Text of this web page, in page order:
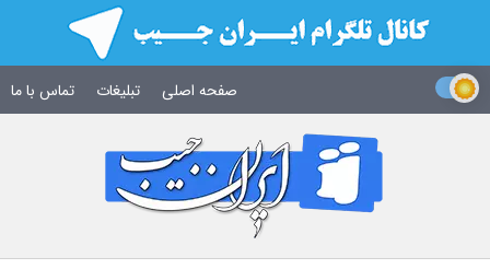
صفحه اصلی تبلیغات تماس با ما